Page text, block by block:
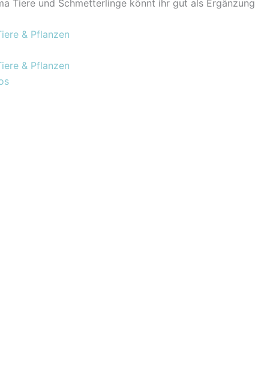
Tiere und Schmetterlinge könnt ihr gut als Ergänzung
& Pflanzen
& Pflanzen